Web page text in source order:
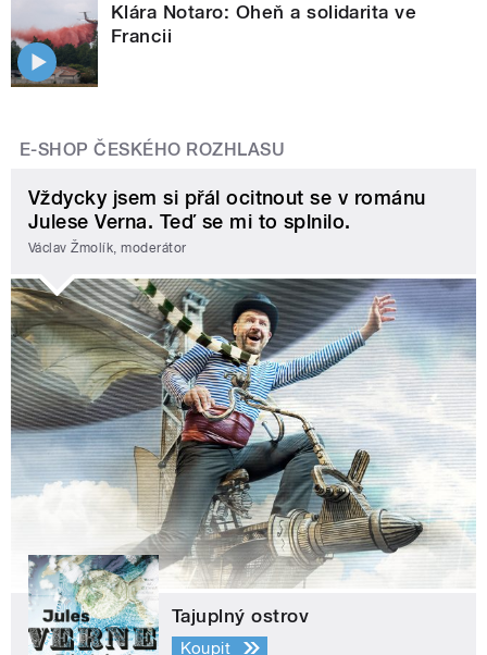
Klára Notaro: Oheň a solidarita ve
Francii
E-SHOP ČESKÉHO ROZHLASU
Vždycky jsem si přál ocitnout se v románu
Julese Verna. Teď se mi to splnilo.
Václav Žmolík, moderátor
Tajuplný ostrov
Koupit